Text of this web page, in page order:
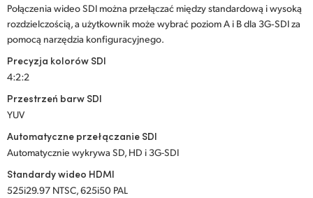
Połączenia wideo SDI można przełączać między standardową i wysoką
rozdzielczością, a użytkownik może wybrać poziom A i B dla 3G‑SDI za
pomocą narzędzia konfiguracyjnego.
Precyzja kolorów SDI
4:2:2
Przestrzeń barw SDI
YUV
Automatyczne przełączanie SDI
Automatycznie wykrywa SD, HD i 3G-SDI
Standardy wideo HDMI
525i29.97 NTSC, 625i50 PAL